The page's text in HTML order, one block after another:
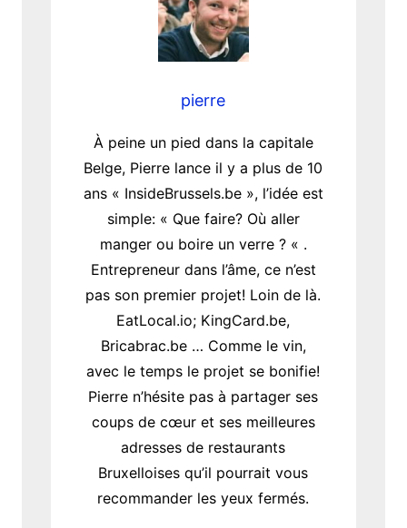
pierre
À peine un pied dans la capitale
Belge, Pierre lance il y a plus de 10
ans « InsideBrussels.be », l’idée est
simple: « Que faire? Où aller
manger ou boire un verre ? « .
Entrepreneur dans l’âme, ce n’est
pas son premier projet! Loin de là.
EatLocal.io; KingCard.be,
Bricabrac.be … Comme le vin,
avec le temps le projet se bonifie!
Pierre n’hésite pas à partager ses
coups de cœur et ses meilleures
adresses de restaurants
Bruxelloises qu’il pourrait vous
recommander les yeux fermés.